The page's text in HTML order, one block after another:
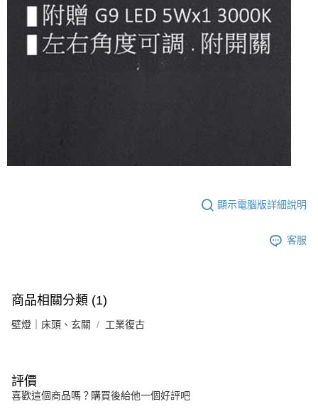
顯示電腦版詳細說明
客服
商品相關分類 (1)
壁燈｜床頭、玄關 工業復古
評價
喜歡這個商品嗎？購買後給他一個好評吧